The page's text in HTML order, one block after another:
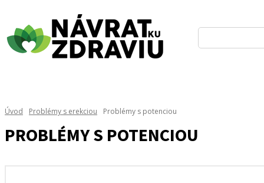
Úvod Problémy s erekciou Problémy s potenciou
PROBLÉMY S POTENCIOU